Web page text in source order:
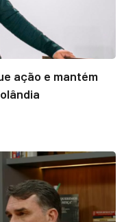
ação e mantém